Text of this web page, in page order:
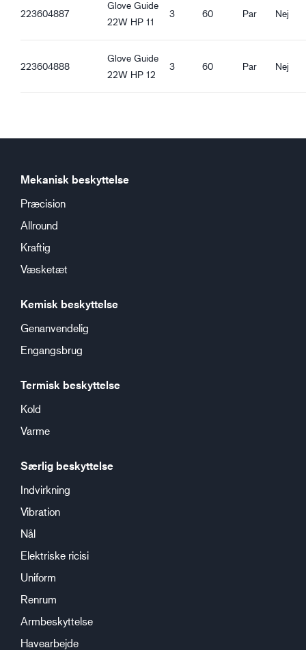
Godt isende greb
223604887
Glove Guide
22W HP 11
3 60 Par Nej
223604888
Glove Guide
22W HP 12
3 60 Par Nej
Mekanisk beskyttelse
Præcision
Allround
Kraftig
Væsketæt
Kemisk beskyttelse
Genanvendelig
Engangsbrug
Termisk beskyttelse
Kold
Varme
Særlig beskyttelse
Indvirkning
Vibration
Nål
Elektriske ricisi
Uniform
Renrum
Armbeskyttelse
Havearbejde